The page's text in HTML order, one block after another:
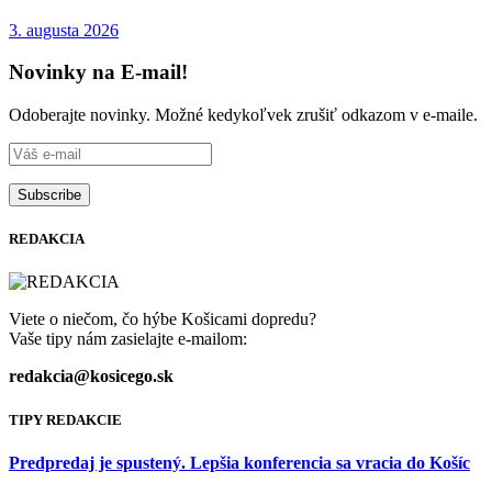
3. augusta 2026
Novinky na E-mail!
Odoberajte novinky. Možné kedykoľvek zrušiť odkazom v e-maile.
REDAKCIA
Viete o niečom, čo hýbe Košicami dopredu?
Vaše tipy nám zasielajte e-mailom:
redakcia@kosicego.sk
TIPY REDAKCIE
Predpredaj je spustený. Lepšia konferencia sa vracia do Košíc